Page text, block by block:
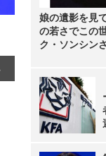
娘の遺影を見
の若さでこの
ク・ソンシン